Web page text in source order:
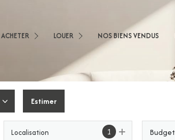
ACHETER
Professionnel
LOUER
Immobilier Professionnel
NOS BIENS VENDUS
l'immo pro
Estimer
1
Localisation Budget